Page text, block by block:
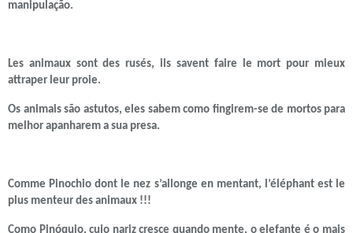
manipulação.
Les animaux sont des rusés, ils savent faire le mort pour mieux
attraper leur proie.
Os animais são astutos, eles sabem como fingirem-se de mortos para
melhor apanharem a sua presa.
Comme Pinochio dont le nez s’allonge en mentant, l’éléphant est le
plus menteur des animaux !!!
Como Pinóquio, cujo nariz cresce quando mente, o elefante é o mais